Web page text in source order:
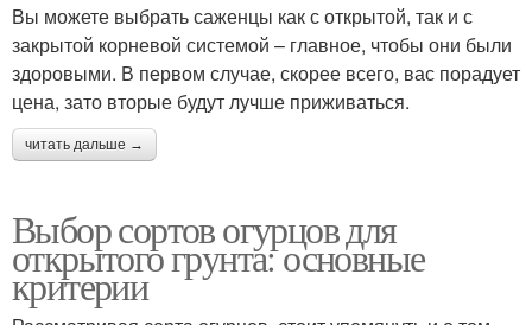
Вы можете выбрать саженцы как с открытой, так и с
закрытой корневой системой – главное, чтобы они были
здоровыми. В первом случае, скорее всего, вас порадует
цена, зато вторые будут лучше приживаться.
читать дальше →
Выбор сортов огурцов для
открытого грунта: основные
критерии